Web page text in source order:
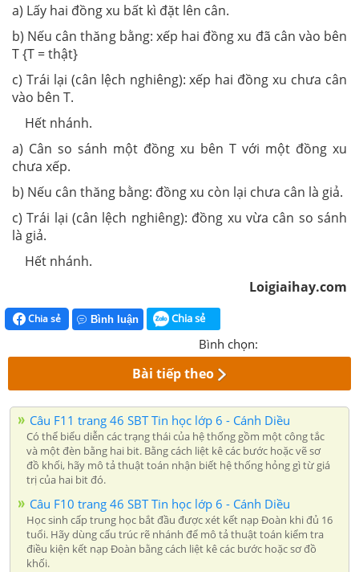
a) Lấy hai đồng xu bất kì đặt lên cân.
b) Nếu cân thăng bằng: xếp hai đồng xu đã cân vào bên
T {T = thật}
c) Trái lại (cân lệch nghiêng): xếp hai đồng xu chưa cân
vào bên T.
Hết nhánh.
a) Cân so sánh một đồng xu bên T với một đồng xu
chưa xếp.
b) Nếu cân thăng bằng: đồng xu còn lại chưa cân là giả.
c) Trái lại (cân lệch nghiêng): đồng xu vừa cân so sánh
là giả.
Hết nhánh.
Loigiaihay.com
Chia sẻ Bình luận Chia sẻ
Bình chọn:
Bài tiếp theo
Câu F11 trang 46 SBT Tin học lớp 6 - Cánh Diều
Có thể biểu diễn các trạng thái của hệ thống gồm một công tắc
và một đèn bằng hai bit. Bằng cách liệt kê các bước hoặc vẽ sơ
đồ khối, hãy mô tả thuật toán nhận biết hệ thống hỏng gì từ giá
trị của hai bit đó.
Câu F10 trang 46 SBT Tin học lớp 6 - Cánh Diều
Học sinh cấp trung học bắt đầu được xét kết nạp Đoàn khi đủ 16
tuổi. Hãy dùng cấu trúc rẽ nhánh để mô tả thuật toán kiểm tra
điều kiện kết nạp Đoàn bằng cách liệt kê các bước hoặc sơ đồ
khối.